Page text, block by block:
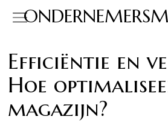
Efficiëntie en
Hoe
magazijn?